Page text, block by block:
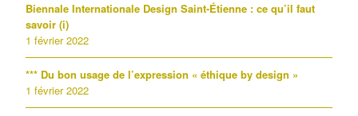
Biennale Internationale Design Saint-Étienne : ce qu’il faut
savoir (i)
1 février 2022
*** Du bon usage de l’expression « éthique by design »
1 février 2022